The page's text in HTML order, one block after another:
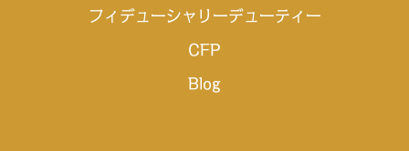
フィデューシャリーデューティー
CFP
Blog